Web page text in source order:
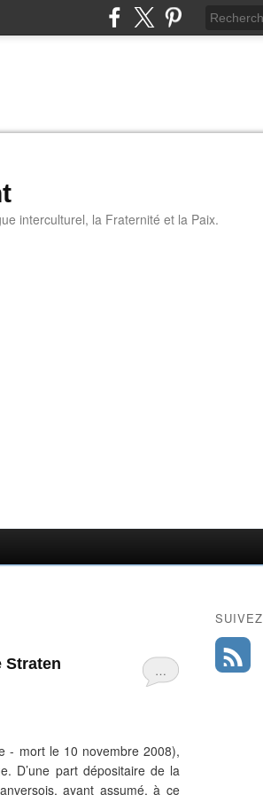
interculturel, la Fraternité et la Paix.
…
Straten
- mort le 10 novembre 2008),
D’une part dépositaire de la
ayant assumé, à ce